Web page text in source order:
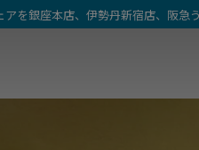
を銀座本店、伊勢丹新宿店、阪急